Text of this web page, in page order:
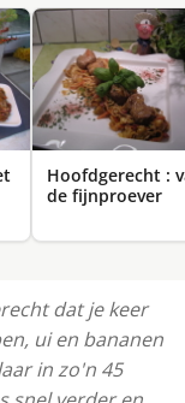
Hoofdgerecht :
de fijnproever
dat je keer
ui en bananen
in zo'n 45